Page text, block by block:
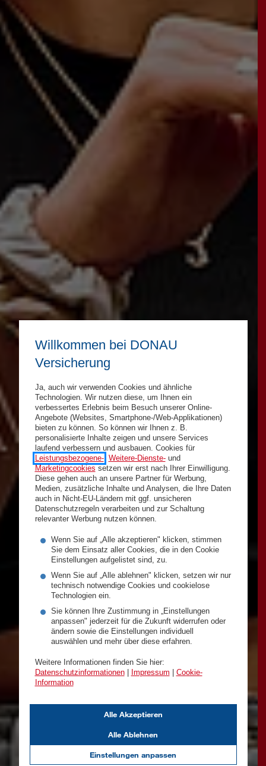
Willkommen bei DONAU
Versicherung
Ja, auch wir verwenden Cookies und ähnliche
Technologien. Wir nutzen diese, um Ihnen ein
verbessertes Erlebnis beim Besuch unserer Online-
Angebote (Websites, Smartphone-/Web-Applikationen)
bieten zu können. So können wir Ihnen z. B.
personalisierte Inhalte zeigen und unsere Services
laufend verbessern und ausbauen. Cookies für
Leistungsbezogene-, Weitere-Dienste-und
Marketingcookies setzen wir erst nach Ihrer Einwilligung.
Diese gehen auch an unsere Partner für Werbung,
Medien, zusätzliche Inhalte und Analysen, die Ihre Daten
auch in Nicht-EU-Ländern mit ggf. unsicheren
Datenschutzregeln verarbeiten und zur Schaltung
relevanter Werbung nutzen können.
Wenn Sie auf „Alle akzeptieren" klicken, stimmen
Sie dem Einsatz aller Cookies, die in den Cookie
Einstellungen aufgelistet sind, zu.
Wenn Sie auf „Alle ablehnen" klicken, setzen wir nur
technisch notwendige Cookies und cookielose
Technologien ein.
Sie können Ihre Zustimmung in „Einstellungen
anpassen" jederzeit für die Zukunft widerrufen oder
ändern sowie die Einstellungen individuell
auswählen und mehr über diese erfahren.
Weitere Informationen finden Sie hier:
Datenschutzinformationen| Impressum
Cookie-
Information
Einstellungen anpassen
Alle Ablehnen
Alle Akzeptieren